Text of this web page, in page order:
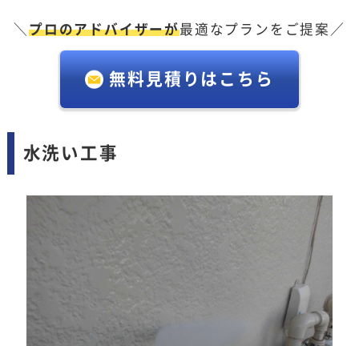
＼プロのアドバイザーが最適なプランをご提案／
無料見積りはこちら
水洗い工事